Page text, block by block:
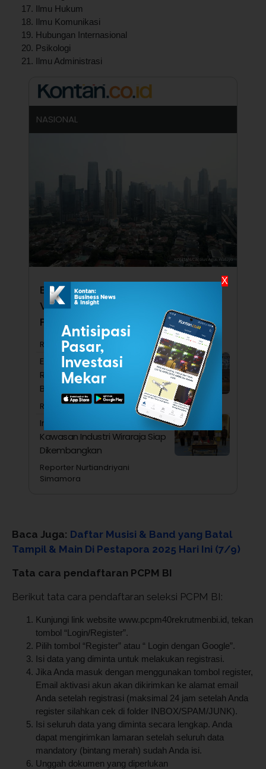
Ilmu Hukum
Ilmu Komunikasi
Hubungan Internasional
Psikologi
Ilmu Administrasi
NASIONAL
Ekonomi RI Kalah Kencang dari
Vietnam hingga Singapura, Apa
Penyebabnya?
Reporter Nurtiandriyani Simamora
Ekonom Ini Menduga Konsumsi
Rumah Tangga Ditopang
Belanja Orang Kaya
Reporter Siti Masitoh
Investasi China Masuk Madura,
Kawasan Industri Wiraraja Siap
Dikembangkan
Reporter Nurtiandriyani
Simamora
Baca Juga: Daftar Musisi & Band yang Batal
Tampil & Main Di Pestapora 2025 Hari Ini (7/9)
Tata cara pendaftaran PCPM BI
Berikut tata cara pendaftaran seleksi PCPM BI:
Kunjungi link website www.pcpm40rekrutmenbi.id, tekan
tombol “Login/Register”.
Pilih tombol “Register” atau “ Login dengan Google”.
Isi data yang diminta untuk melakukan registrasi.
Jika Anda masuk dengan menggunakan tombol register,
Email aktivasi akun akan dikirimkan ke alamat email
Anda setelah registrasi (maksimal 24 jam setelah Anda
register silahkan cek di folder INBOX/SPAM/JUNK).
Isi seluruh data yang diminta secara lengkap. Anda
dapat mengirimkan lamaran setelah seluruh data
mandatory (bintang merah) sudah Anda isi.
Unggah dokumen yang diperlukan
X